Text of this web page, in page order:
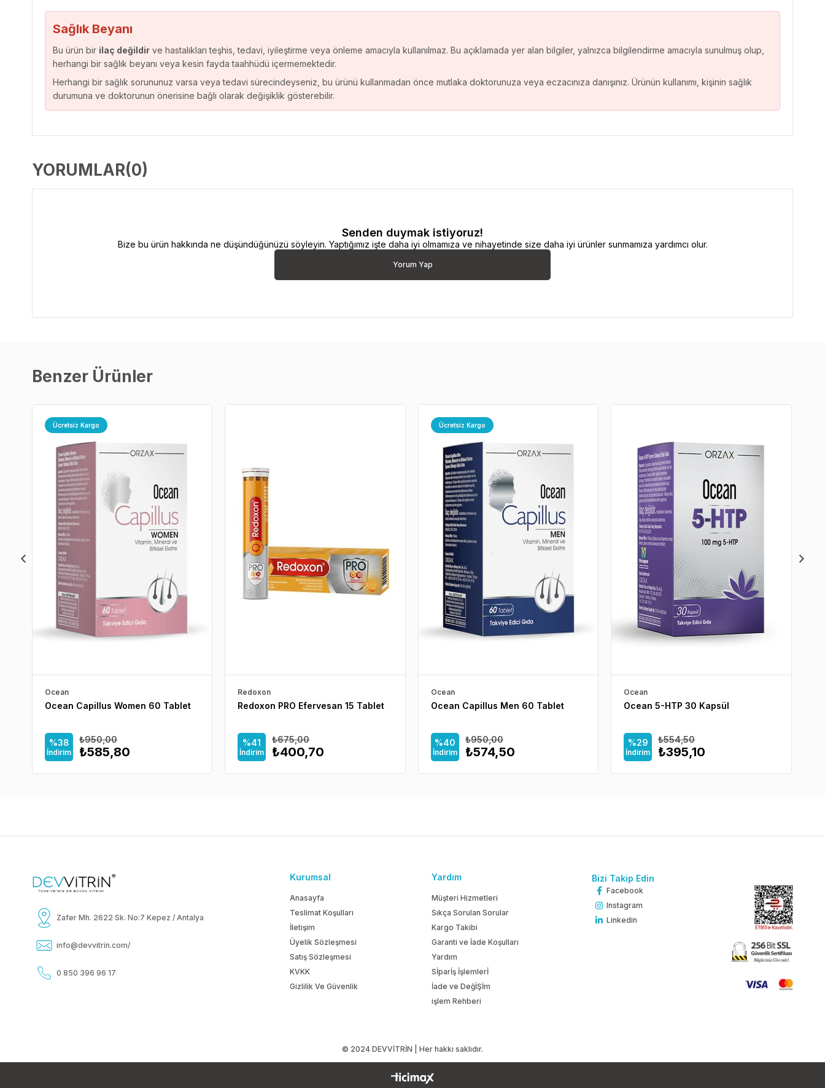
Sağlık Beyanı
Bu ürün bir ilaç değildir ve hastalıkları teşhis, tedavi, iyileştirme veya önleme amacıyla kullanılmaz. Bu açıklamada yer alan bilgiler, yalnızca bilgilendirme amacıyla sunulmuş olup,
herhangi bir sağlık beyanı veya kesin fayda taahhüdü içermemektedir.
Herhangi bir sağlık sorununuz varsa veya tedavi sürecindeyseniz, bu ürünü kullanmadan önce mutlaka doktorunuza veya eczacınıza danışınız. Ürünün kullanımı, kişinin sağlık
durumuna ve doktorunun önerisine bağlı olarak değişiklik gösterebilir.
YORUMLAR(0)
Senden duymak istiyoruz!
Bize bu ürün hakkında ne düşündüğünüzü söyleyin. Yaptığımız işte daha iyi olmamıza ve nihayetinde size daha iyi ürünler sunmamıza yardımcı olur.
Yorum Yap
Benzer Ürünler
Ocean
Ocean Capillus Women 60 Tablet
%38
İndirim ₺585,80
₺950,00
Ücretsiz Kargo
Redoxon
Redoxon PRO Efervesan 15 Tablet
%41
İndirim ₺400,70
₺675,00
Ocean
Ocean Capillus Men 60 Tablet
%40
İndirim ₺574,50
₺950,00
Ücretsiz Kargo
Ocean
Ocean 5-HTP 30 Kapsül
%29
İndirim ₺395,10
₺554,50
Zafer Mh. 2622 Sk. No:7 Kepez / Antalya
info@devvitrin.com/
0 850 396 96 17
Kurumsal
Anasayfa
Teslimat Koşulları
İletişim
Üyelik Sözleşmesi
Satış Sözleşmesi
KVKK
Gizlilik Ve Güvenlik
Yardım
Müşteri Hizmetleri
Sıkça Sorulan Sorular
Kargo Takibi
Garanti ve İade Koşulları
Yardım
Sİparİş İşlemlerİ
İade ve DeğİŞİm
işlem Rehberi
Bizi Takip Edin
Facebook
Instagram
Linkedin
© 2024 DEVVİTRİN | Her hakkı saklıdır.